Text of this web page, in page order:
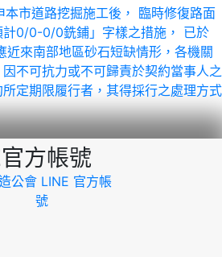
本市道路挖掘施工後， 臨時修復路面
計0/0-0/0銑鋪」字樣之措施， 已於
近來南部地區砂石短缺情形，各機關
不可抗力或不可歸責於契約當事人之
定期限履行者，其得採行之處理方式
方帳號